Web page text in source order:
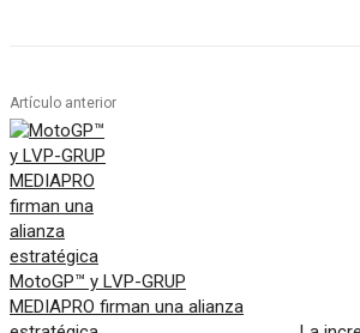
Artículo anterior
MotoGP™ y LVP-GRUP
MEDIAPRO firman una alianza